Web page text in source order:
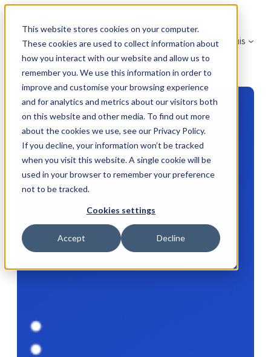
This website stores cookies on your computer.
These cookies are used to collect information about
how you interact with our website and allow us to
remember you. We use this information in order to
improve and customise your browsing experience
and for analytics and metrics about our visitors both
on this website and other media. To find out more
about the cookies we use, see our Privacy Policy.
If you decline, your information won’t be tracked
when you visit this website. A single cookie will be
used in your browser to remember your preference
not to be tracked.
Cookies settings
Accept Decline
contenu
Français